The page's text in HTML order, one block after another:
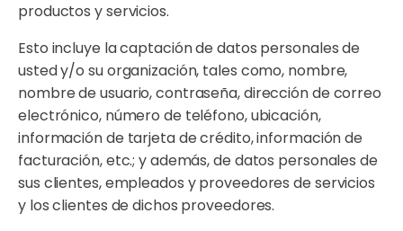
productos y servicios.
Esto incluye la captación de datos personales de
usted y/o su organización, tales como, nombre,
nombre de usuario, contraseña, dirección de correo
electrónico, número de teléfono, ubicación,
información de tarjeta de crédito, información de
facturación, etc.; y además, de datos personales de
sus clientes, empleados y proveedores de servicios
y los clientes de dichos proveedores.